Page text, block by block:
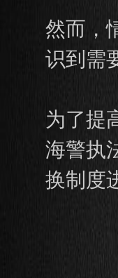
然而，
识到需
为了提
海警执
换制度